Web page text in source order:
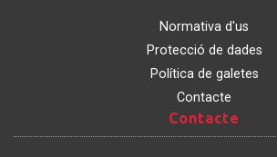
Normativa d'us
Protecció de dades
Política de galetes
Contacte
Contacte